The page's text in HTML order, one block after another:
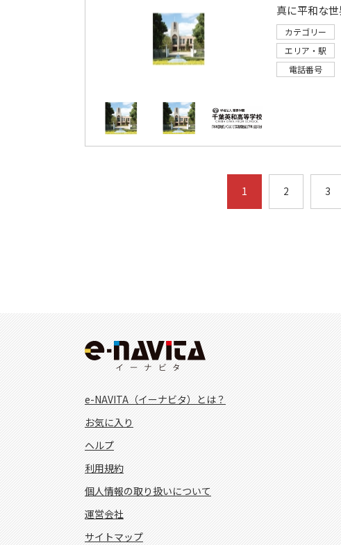
カテゴリー
エリア・駅
電話番号
1 2 3
e-NAVITA（イーナビタ）とは？
お気に入り
ヘルプ
利用規約
個人情報の取り扱いについて
運営会社
サイトマップ